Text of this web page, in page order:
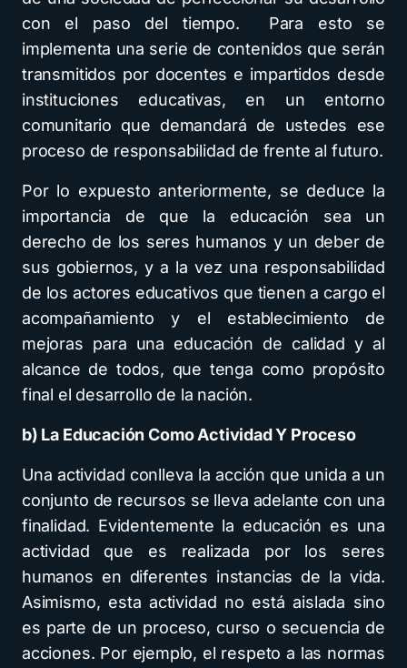
con el paso del tiempo. Para esto se
implementa una serie de contenidos que serán
transmitidos por docentes e impartidos desde
instituciones educativas, en un entorno
comunitario que demandará de ustedes ese
proceso de responsabilidad de frente al futuro.
Por lo expuesto anteriormente, se deduce la
importancia de que la educación sea un
derecho de los seres humanos y un deber de
sus gobiernos, y a la vez una responsabilidad
de los actores educativos que tienen a cargo el
acompañamiento y el establecimiento de
mejoras para una educación de calidad y al
alcance de todos, que tenga como propósito
final el desarrollo de la nación.
b) La Educación Como Actividad Y Proceso
Una actividad conlleva la acción que unida a un
conjunto de recursos se lleva adelante con una
finalidad. Evidentemente la educación es una
actividad que es realizada por los seres
humanos en diferentes instancias de la vida.
Asimismo, esta actividad no está aislada sino
es parte de un proceso, curso o secuencia de
acciones. Por ejemplo, el respeto a las normas